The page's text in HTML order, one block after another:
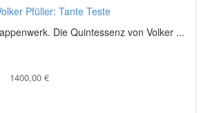
Pfüller: Tante Teste
Die Quintessenz von Volker ...
1400,00 €